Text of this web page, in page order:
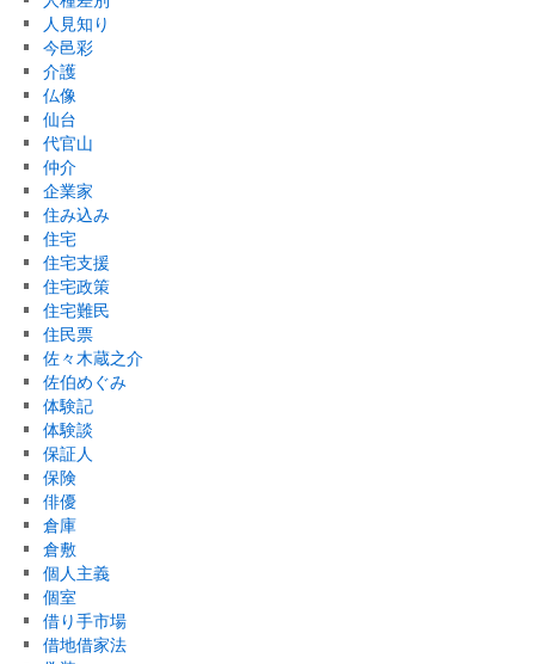
人見知り
今邑彩
介護
仏像
仙台
代官山
仲介
企業家
住み込み
住宅
住宅支援
住宅政策
住宅難民
住民票
佐々木蔵之介
佐伯めぐみ
体験記
体験談
保証人
保険
俳優
倉庫
倉敷
個人主義
個室
借り手市場
借地借家法